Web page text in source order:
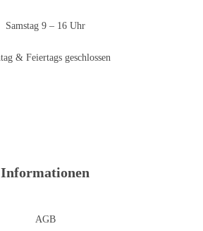
Samstag 9 – 16 Uhr
& Feiertags geschlossen
Informationen
AGB